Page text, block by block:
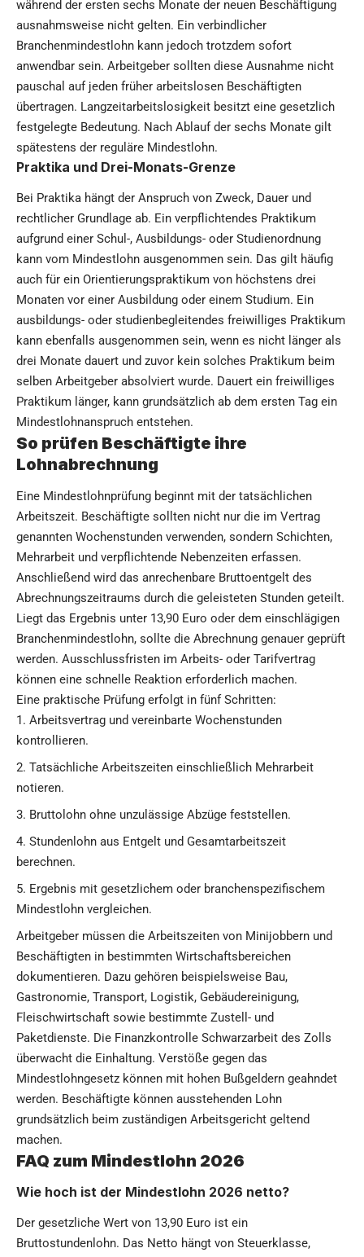
während der ersten sechs Monate der neuen Beschäftigung
ausnahmsweise nicht gelten. Ein verbindlicher
Branchenmindestlohn kann jedoch trotzdem sofort
anwendbar sein. Arbeitgeber sollten diese Ausnahme nicht
pauschal auf jeden früher arbeitslosen Beschäftigten
übertragen. Langzeitarbeitslosigkeit besitzt eine gesetzlich
festgelegte Bedeutung. Nach Ablauf der sechs Monate gilt
spätestens der reguläre Mindestlohn.
Praktika und Drei-Monats-Grenze
Bei Praktika hängt der Anspruch von Zweck, Dauer und
rechtlicher Grundlage ab. Ein verpflichtendes Praktikum
aufgrund einer Schul-, Ausbildungs- oder Studienordnung
kann vom Mindestlohn ausgenommen sein. Das gilt häufig
auch für ein Orientierungspraktikum von höchstens drei
Monaten vor einer Ausbildung oder einem Studium. Ein
ausbildungs- oder studienbegleitendes freiwilliges Praktikum
kann ebenfalls ausgenommen sein, wenn es nicht länger als
drei Monate dauert und zuvor kein solches Praktikum beim
selben Arbeitgeber absolviert wurde. Dauert ein freiwilliges
Praktikum länger, kann grundsätzlich ab dem ersten Tag ein
Mindestlohnanspruch entstehen.
So prüfen Beschäftigte ihre
Lohnabrechnung
Eine Mindestlohnprüfung beginnt mit der tatsächlichen
Arbeitszeit. Beschäftigte sollten nicht nur die im Vertrag
genannten Wochenstunden verwenden, sondern Schichten,
Mehrarbeit und verpflichtende Nebenzeiten erfassen.
Anschließend wird das anrechenbare Bruttoentgelt des
Abrechnungszeitraums durch die geleisteten Stunden geteilt.
Liegt das Ergebnis unter 13,90 Euro oder dem einschlägigen
Branchenmindestlohn, sollte die Abrechnung genauer geprüft
werden. Ausschlussfristen im Arbeits- oder Tarifvertrag
können eine schnelle Reaktion erforderlich machen.
Eine praktische Prüfung erfolgt in fünf Schritten:
Arbeitsvertrag und vereinbarte Wochenstunden
kontrollieren.
Tatsächliche Arbeitszeiten einschließlich Mehrarbeit
notieren.
Bruttolohn ohne unzulässige Abzüge feststellen.
Stundenlohn aus Entgelt und Gesamtarbeitszeit
berechnen.
Ergebnis mit gesetzlichem oder branchenspezifischem
Mindestlohn vergleichen.
Arbeitgeber müssen die Arbeitszeiten von Minijobbern und
Beschäftigten in bestimmten Wirtschaftsbereichen
dokumentieren. Dazu gehören beispielsweise Bau,
Gastronomie, Transport, Logistik, Gebäudereinigung,
Fleischwirtschaft sowie bestimmte Zustell- und
Paketdienste. Die Finanzkontrolle Schwarzarbeit des Zolls
überwacht die Einhaltung. Verstöße gegen das
Mindestlohngesetz können mit hohen Bußgeldern geahndet
werden. Beschäftigte können ausstehenden Lohn
grundsätzlich beim zuständigen Arbeitsgericht geltend
machen.
FAQ zum Mindestlohn 2026
Wie hoch ist der Mindestlohn 2026 netto?
Der gesetzliche Wert von 13,90 Euro ist ein
Bruttostundenlohn. Das Netto hängt von Steuerklasse,